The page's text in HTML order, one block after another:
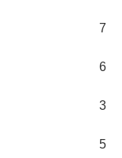
7
6
3
5